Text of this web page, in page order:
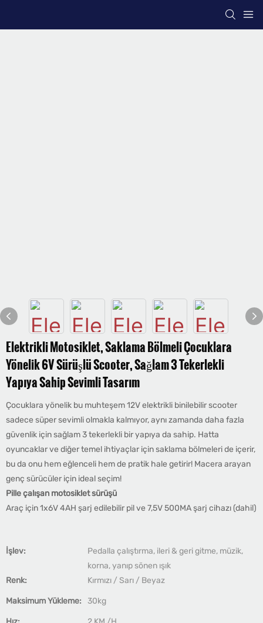
Elektrikli Motosiklet, Saklama Bölmeli Çocuklara
Yönelik 6V Sürüşlü Scooter, Sağlam 3 Tekerlekli
Yapıya Sahip Sevimli Tasarım
Çocuklara yönelik bu muhteşem 12V elektrikli binilebilir scooter
sadece süper sevimli olmakla kalmıyor, aynı zamanda daha fazla
güvenlik için sağlam 3 tekerlekli bir yapıya da sahip. Hatta
oyuncaklar ve diğer temel ihtiyaçlar için saklama bölmeleri de içerir,
bu da onu hem eğlenceli hem de pratik hale getirir! Macera arayan
genç sürücüler için ideal seçim!
Pille çalışan motosiklet sürüşü
Araç için 1x6V 4AH şarj edilebilir pil ve 7,5V 500MA şarj cihazı (dahil)
İşlev:
Pedalla çalıştırma, ileri & geri gitme, müzik,
korna, yanıp sönen ışık
Renk:
Kırmızı / Sarı / Beyaz
Maksimum Yükleme: 30kg